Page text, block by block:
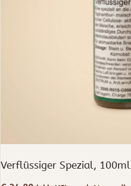
Verflüssiger Spezial, 100ml